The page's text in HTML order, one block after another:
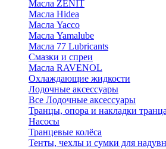
Масла ZENIT
Масла Hidea
Масла Yacco
Масла Yamalube
Масла 77 Lubricants
Смазки и спреи
Масла RAVENOL
Охлаждающие жидкости
Лодочные аксессуары
Все Лодочные аксессуары
Транцы, опора и накладки
Насосы
Транцевые колёса
Тенты, чехлы и сумки для